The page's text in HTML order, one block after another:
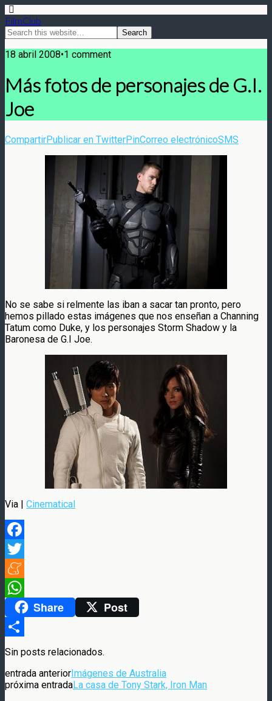
FilmClub
18 abril 2008•1 comment
Más fotos de personajes de G.I.
Joe
CompartirPublicar en TwitterPinCorreo electrónicoSMS
No se sabe si relmente las iban a sacar tan pronto, pero
hemos pillado estas imágenes que nos enseñan a Channing
Tatum como Duke, y los personajes Storm Shadow y la
Baronesa de G.I Joe.
Via | Cinematical
Facebook
Twitter
Meneame
WhatsAppShare Post
Compartir
Sin posts relacionados.
entrada anteriorImágenes de Australia
próxima entradaLa casa de Tony Stark, Iron Man